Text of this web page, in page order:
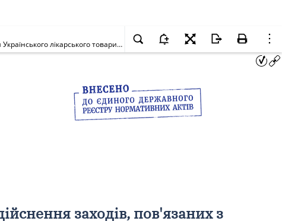
Про спрямування у 2010 році коштів Стабілізаційного фонду на здійснення заходів, пов'язаних з підготовкою та відзначенням 100-річчя Українського лікарського товариства